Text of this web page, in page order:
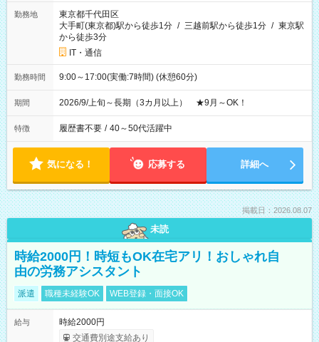
勤務地
東京都千代田区
大手町(東京都)駅から徒歩1分 / 三越前駅から徒歩1分 / 東京駅
から徒歩3分
IT・通信
勤務時間 9:00～17:00(実働:7時間) (休憩60分)
期間 2026/9/上旬～長期（3カ月以上） ★9月～OK！
特徴 履歴書不要 / 40～50代活躍中
気になる！ 応募する 詳細へ
掲載日：2026.08.07
未読
時給2000円！時短もOK在宅アリ！おしゃれ自
由の労務アシスタント
派遣 職種未経験OK WEB登録・面接OK
給与
時給2000円
交通費別途支給あり